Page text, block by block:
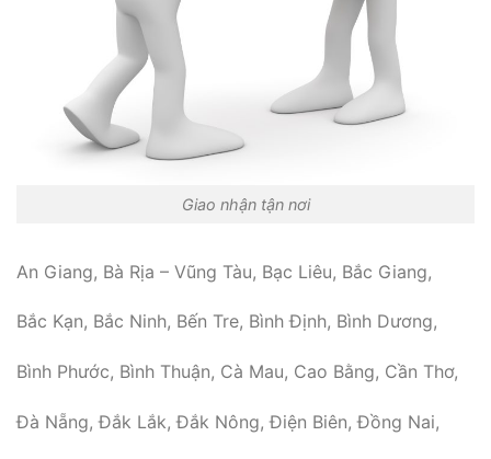
Giao nhận tận nơi
An Giang, Bà Rịa – Vũng Tàu, Bạc Liêu, Bắc Giang,
Bắc Kạn, Bắc Ninh, Bến Tre, Bình Định, Bình Dương,
Bình Phước, Bình Thuận, Cà Mau, Cao Bằng, Cần Thơ,
Đà Nẵng, Đắk Lắk, Đắk Nông, Điện Biên, Đồng Nai,